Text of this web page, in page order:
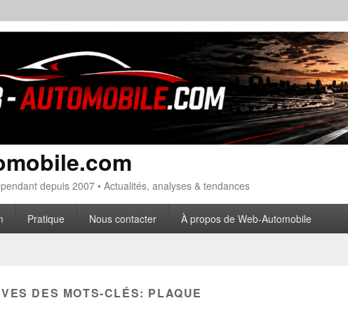
depuis 2007 • Actualités, analyses & tendances
Pratique Nous contacter À propos de Web-Automobile
DES MOTS-CLÉS: PLAQUE